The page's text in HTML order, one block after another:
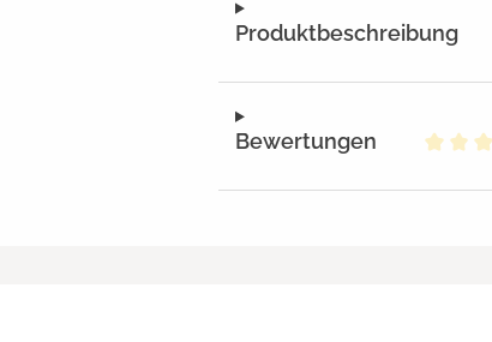
Produktbeschreibung
Bewertungen